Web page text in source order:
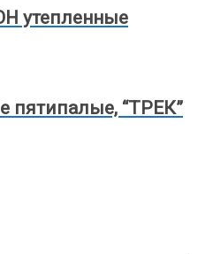
утепленные
пятипалые, “ТРЕК”